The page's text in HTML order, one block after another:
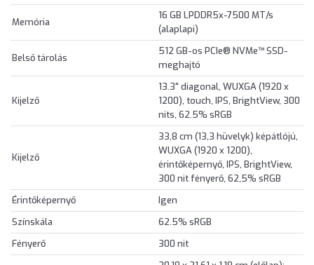
Memória
16 GB LPDDR5x-7500 MT/s
(alaplapi)
Belső tárolás
512 GB-os PCIe® NVMe™ SSD-
meghajtó
Kijelző
13.3" diagonal, WUXGA (1920 x
1200), touch, IPS, BrightView, 300
nits, 62.5% sRGB
Kijelző
33,8 cm (13,3 hüvelyk) képátlójú,
WUXGA (1920 x 1200),
érintőképernyő, IPS, BrightView,
300 nit fényerő, 62,5% sRGB
Érintőképernyő
Igen
Színskála
62.5% sRGB
Fényerő
300 nit